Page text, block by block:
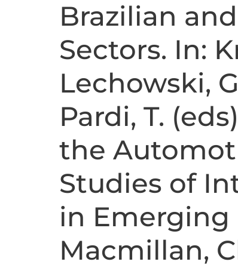
Brazilian
Sectors. In:
Lechowski,
Pardi, T.
the
Studies of
in Emerging
Macmillan,